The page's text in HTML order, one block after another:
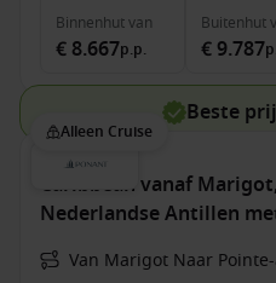
Binnenhutvan
€ 8.667p.p.
Buitenhut
€ 9.787
Beste
Alleen Cruise
Caribbean vanaf
Nederlandse Antillen
Van Marigot Naar